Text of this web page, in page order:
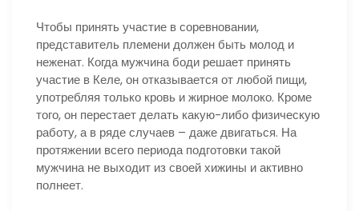
Чтобы принять участие в соревновании,
представитель племени должен быть молод и
неженат. Когда мужчина боди решает принять
участие в Келе, он отказывается от любой пищи,
употребляя только кровь и жирное молоко. Кроме
того, он перестает делать какую-либо физическую
работу, а в ряде случаев – даже двигаться. На
протяжении всего периода подготовки такой
мужчина не выходит из своей хижины и активно
полнеет.